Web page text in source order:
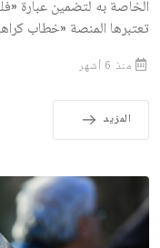
الخاصة به لتضمين عبارة
تعتبرها المنصة «خطاب
منذ 6 أشهر
المزيد